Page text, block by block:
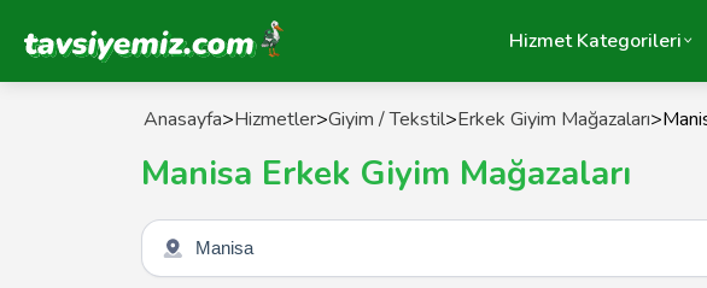
Tavsiyemiz Anasayfa Hizmet Kategorileri
Anasayfa>Hizmetler>Giyim / Tekstil>Erkek Giyim Mağazaları>
Manisa Erkek Giyim Mağazaları
Şehir seçin